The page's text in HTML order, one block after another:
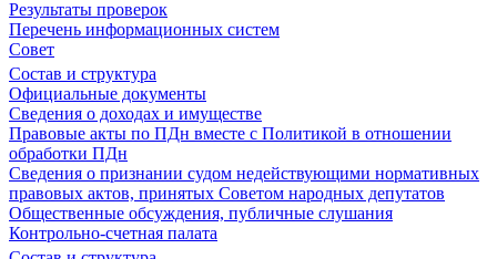
Результаты проверок
Перечень информационных систем
Совет
Состав и структура
Официальные документы
Сведения о доходах и имуществе
Правовые акты по ПДн вместе с Политикой в отношении
обработки ПДн
Сведения о признании судом недействующими нормативных
правовых актов, принятых Советом народных депутатов
Общественные обсуждения, публичные слушания
Контрольно-счетная палата